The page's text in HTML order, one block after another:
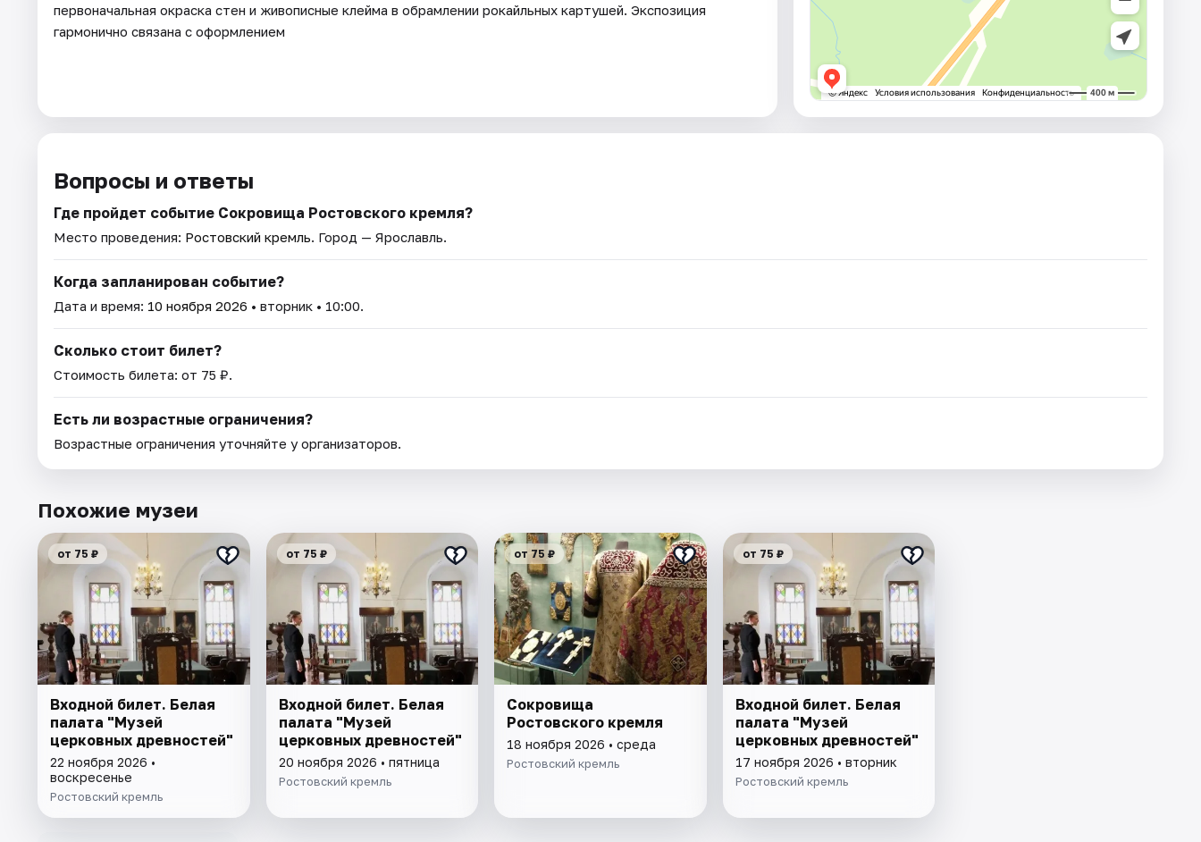
первоначальная окраска стен и живописные клейма в обрамлении рокайльных картушей. Экспозиция
гармонично связана с оформлением
Вопросы и ответы
Где пройдет событие Сокровища Ростовского кремля?
Место проведения: Ростовский кремль. Город — Ярославль.
Когда запланирован событие?
Дата и время: 10 ноября 2026 • вторник • 10:00.
Сколько стоит билет?
Стоимость билета: от 75 ₽.
Есть ли возрастные ограничения?
Возрастные ограничения уточняйте у организаторов.
Похожие музеи
от 75 ₽
Входной билет. Белая
палата "Музей
церковных древностей"
22 ноября 2026 •
воскресенье
Ростовский кремль
от 75 ₽
Входной билет. Белая
палата "Музей
церковных древностей"
20 ноября 2026 • пятница
Ростовский кремль
от 75 ₽
Сокровища
Ростовского кремля
18 ноября 2026 • среда
Ростовский кремль
от 75 ₽
Входной билет. Белая
палата "Музей
церковных древностей"
17 ноября 2026 • вторник
Ростовский кремль